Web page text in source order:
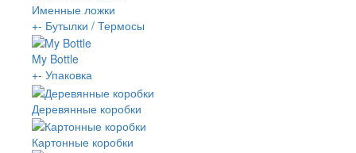
Именные ложки
+- Бутылки / Термосы
My Bottle
+- Упаковка
Деревянные коробки
Картонные коробки